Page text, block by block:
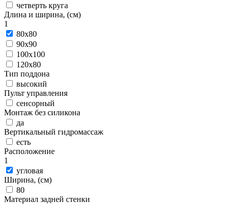
четверть круга
Длина и ширина, (см)
1
80x80
90x90
100x100
120x80
Тип поддона
высокий
Пульт управления
сенсорный
Монтаж без силикона
да
Вертикальный гидромассаж
есть
Расположение
1
угловая
Ширина, (см)
80
Материал задней стенки